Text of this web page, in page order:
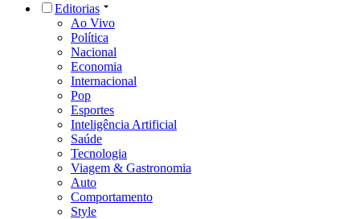
Editorias
Ao Vivo
Política
Nacional
Economia
Internacional
Pop
Esportes
Inteligência Artificial
Saúde
Tecnologia
Viagem & Gastronomia
Auto
Comportamento
Style